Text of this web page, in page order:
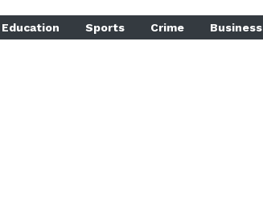
Education Sports Crime Business